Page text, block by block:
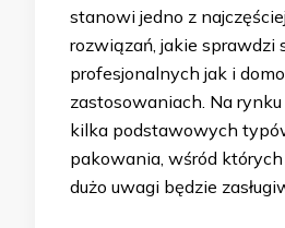
stanowi jedno z
rozwiązań, jakie sprawdzi
profesjonalnych jak i
zastosowaniach. Na
kilka podstawowych
pakowania, wśród
dużo uwagi będzie